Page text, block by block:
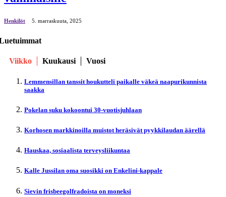
Henkilöt 5. marraskuuta, 2025
Viikko Kuukausi Vuosi
Lemmensillan tanssit houkutteli paikalle väkeä naapurikunnista
saakka
Pokelan suku kokoontui 30-vuotisjuhlaan
Korhosen markkinoilla muistot heräsivät pyykkilaudan äärellä
Hauskaa, sosiaalista terveysliikuntaa
Kalle Jussilan oma suosikki on Enkelini-kappale
Sievin frisbeegolfradoista on moneksi